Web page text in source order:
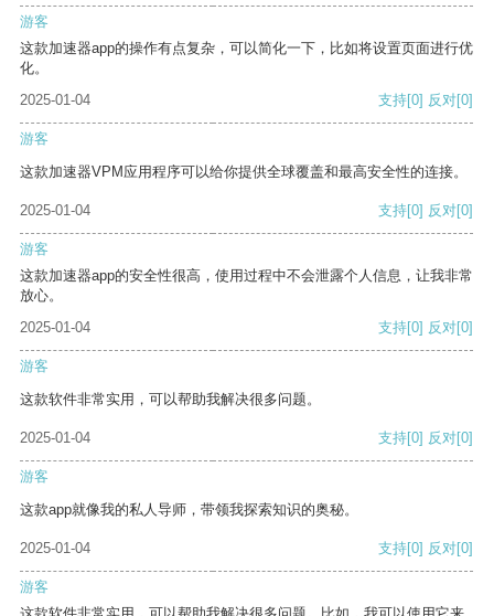
游客
这款加速器app的操作有点复杂，可以简化一下，比如将设置页面进行优
化。
2025-01-04
支持[0] 反对[0]
游客
这款加速器VPM应用程序可以给你提供全球覆盖和最高安全性的连接。
2025-01-04 支持[0] 反对[0]
游客
这款加速器app的安全性很高，使用过程中不会泄露个人信息，让我非常
放心。
2025-01-04
支持[0] 反对[0]
游客
这款软件非常实用，可以帮助我解决很多问题。
2025-01-04 支持[0] 反对[0]
游客
这款app就像我的私人导师，带领我探索知识的奥秘。
2025-01-04 支持[0] 反对[0]
游客